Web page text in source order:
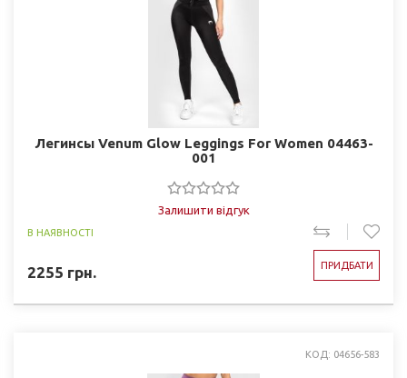
Легинсы Venum Glow Leggings For Women 04463-
001
Залишити відгук
В НАЯВНОСТІ
2255 грн. ПРИДБАТИ
КОД: 04656-583